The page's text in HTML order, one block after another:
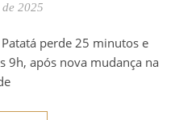
2025
9h, após nova mudança na